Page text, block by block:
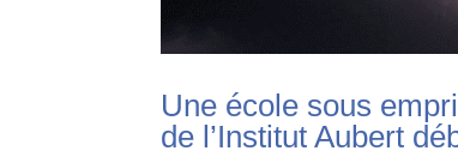
Une école sous
de l’Institut Aubert